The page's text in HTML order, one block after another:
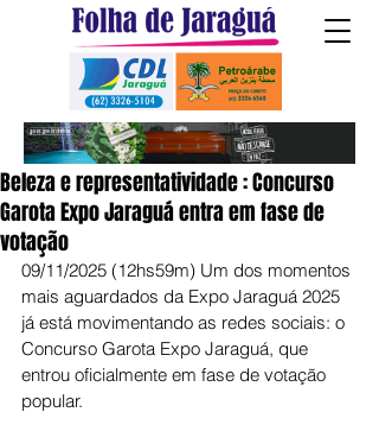
Beleza e representatividade : Concurso
Garota Expo Jaraguá entra em fase de
votação
09/11/2025 (12hs59m) Um dos momentos
mais aguardados da Expo Jaraguá 2025
já está movimentando as redes sociais: o
Concurso Garota Expo Jaraguá, que
entrou oficialmente em fase de votação
popular.